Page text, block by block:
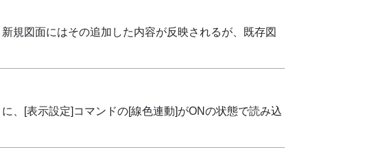
規図面にはその追加した内容が反映されるが、既存図
、[表示設定]コマンドの[線色連動]がONの状態で読み込